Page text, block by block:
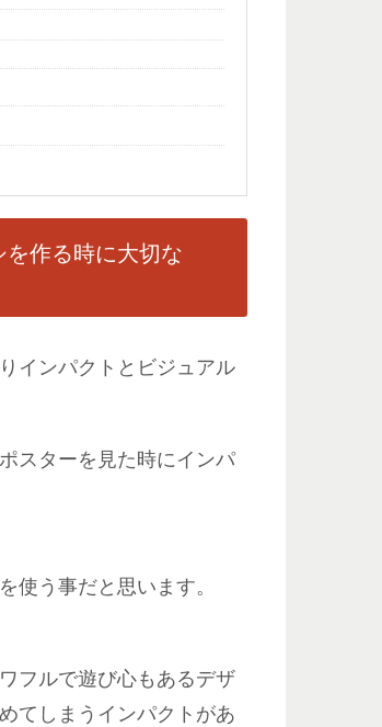
作る時に大切な
インパクトとビジュアル
スターを見た時にインパ
使う事だと思います。
フルで遊び心もあるデザ
てしまうインパクトがあ